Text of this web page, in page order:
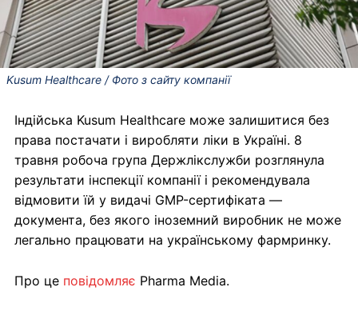
Kusum Healthcare / Фото з сайту компанії
Індійська Kusum Healthcare може залишитися без
права постачати і виробляти ліки в Україні. 8
травня робоча група Держлікслужби розглянула
результати інспекції компанії і рекомендувала
відмовити їй у видачі GMP-сертифіката —
документа, без якого іноземний виробник не може
легально працювати на українському фармринку.
Про це повідомляє Pharma Media.